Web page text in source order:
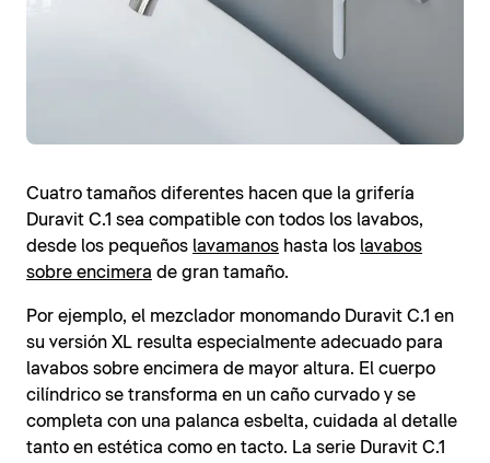
Cuatro tamaños diferentes hacen que la grifería
Duravit C.1 sea compatible con todos los lavabos,
desde los pequeños lavamanos hasta los lavabos
sobre encimera de gran tamaño.
Por ejemplo, el mezclador monomando Duravit C.1 en
su versión XL resulta especialmente adecuado para
lavabos sobre encimera de mayor altura. El cuerpo
cilíndrico se transforma en un caño curvado y se
completa con una palanca esbelta, cuidada al detalle
tanto en estética como en tacto. La serie Duravit C.1